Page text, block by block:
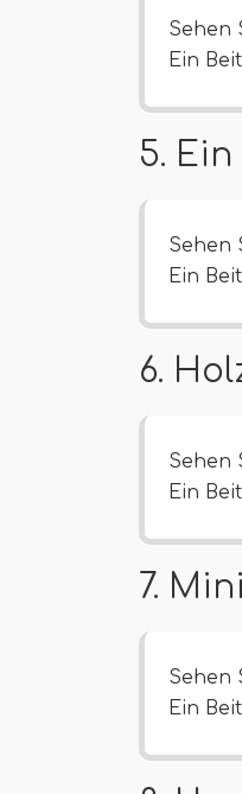
Sehen
Ein
5.
Sehen
Ein
6.
Sehen
Ein
7.
Sehen
Ein